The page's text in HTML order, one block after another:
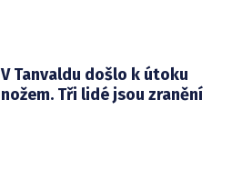
V Tanvaldu došlo k útoku
nožem. Tři lidé jsou zranění